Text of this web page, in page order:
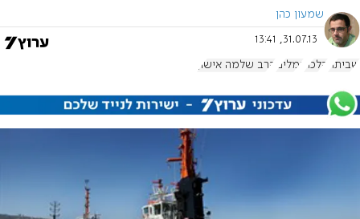
שמעון כהן
31.07.13, 13:41
שביתה הלכה נמלים הרב שלמה אישון